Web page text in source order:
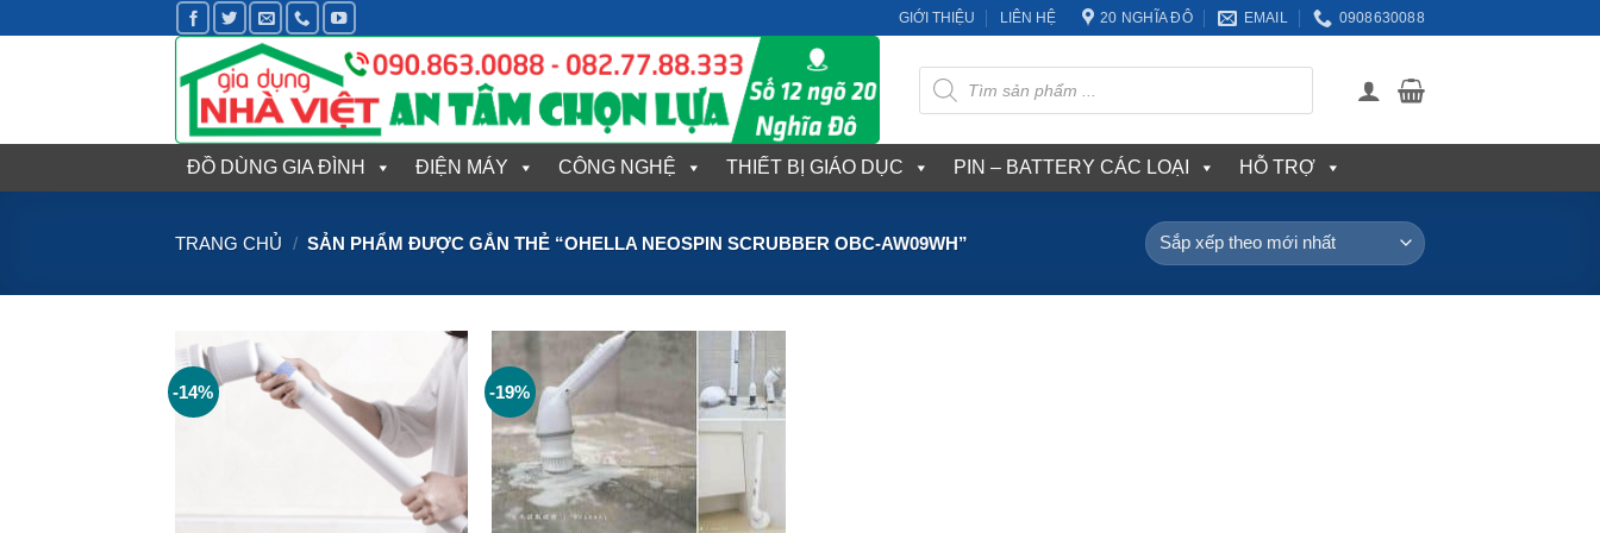
qua
GIỚI THIỆU LIÊN HỆ 20 NGHĨA ĐÔ EMAIL 0908630088
Tìm
kiếm
sản
phẩm
ĐỒ DÙNG GIA ĐÌNH ĐIỆN MÁY CÔNG NGHỆ THIẾT BỊ GIÁO DỤC PIN – BATTERY CÁC LOẠI HỖ TRỢ
TRANG CHỦ / SẢN PHẨM ĐƯỢC GẮN THẺ “OHELLA NEOSPIN SCRUBBER OBC-AW09WH”
-14% -19%